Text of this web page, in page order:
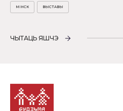
МІНСК ВЫСТАВЫ
ЧЫТАЦЬ ЯШЧЭ